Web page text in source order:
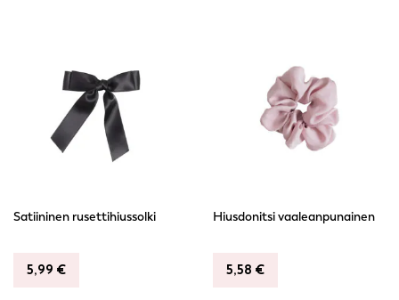
Satiininen rusettihiussolki
5,99 €
Hiusdonitsi vaaleanpunainen
5,58 €